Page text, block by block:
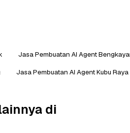
Jasa Pembuatan AI Agent
Jasa Pembuatan AI Agent Kubu Raya
di